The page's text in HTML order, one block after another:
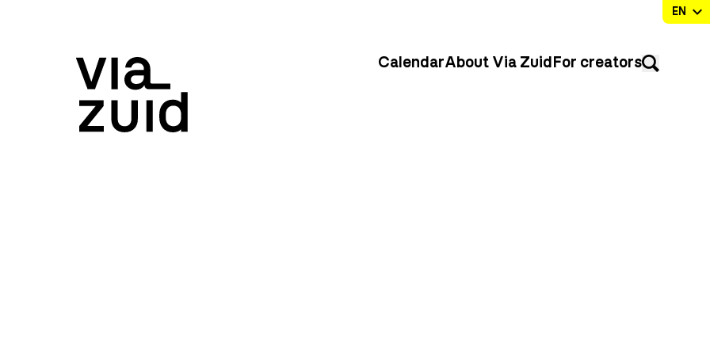
CalendarAbout Via Zuid For creators